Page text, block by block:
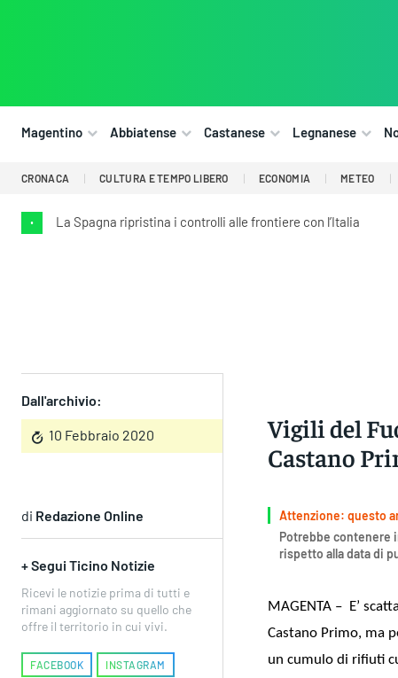
Magentino Abbiatense Castanese Legnanese
CRONACA CULTURA E TEMPO LIBERO ECONOMIA METEO
• La Spagna ripristina i controlli alle frontiere con l’Italia
Dall'archivio:
10 Febbraio 2020
Vigili del
Castano
di Redazione Online
+ Segui Ticino Notizie
Ricevi le notizie prima di tutti e
rimani aggiornato su quello che
offre il territorio in cui vivi.
FACEBOOK INSTAGRAM
Attenzione: questo
Potrebbe contenere
rispetto alla data di
MAGENTA – E’
Castano Primo, ma
un cumulo di rifiuti